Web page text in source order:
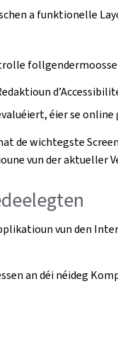
a funktionelle
éier se online
de wichtegste
vun der aktueller
vun den
an déi néideg